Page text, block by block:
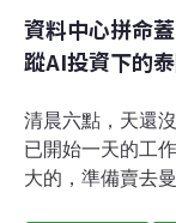
資料中心拼命
蹤AI投資下的
清晨六點，天還
已開始一天的工
大的，準備賣去